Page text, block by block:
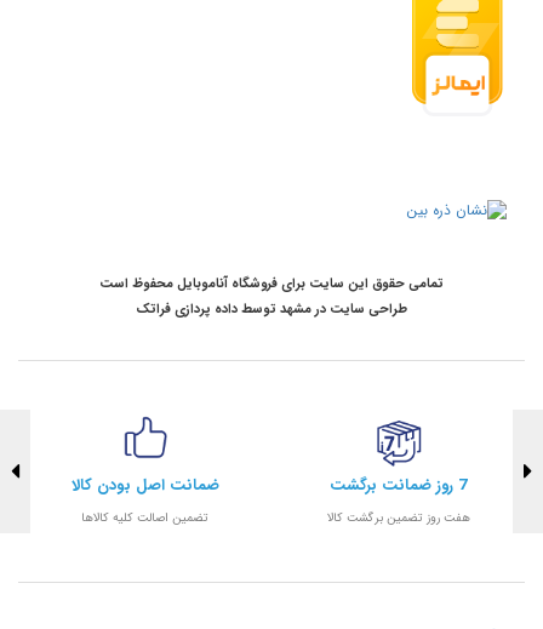
تمامی حقوق این سایت برای فروشگاه آناموبایل محفوظ است
طراحی سایت در مشهد توسطداده پردازی فراتک
7 روز ضمانت برگشت
هفت روز تضمین برگشت کالا
ضمانت اصل بودن کالا
تضمین اصالت کلیه کالاها